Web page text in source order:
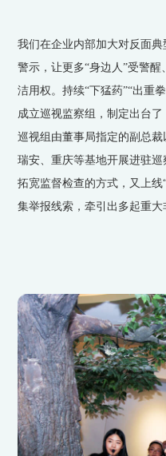
我们在企业内部加大对反面
警示，让更多“身边人”受警
洁用权。持续“下猛药”“出重
成立巡视监察组，制定出台
巡视组由董事局指定的副总裁
瑞安、重庆等基地开展进驻巡
拓宽监督检查的方式，又上
集举报线索，牵引出多起重大